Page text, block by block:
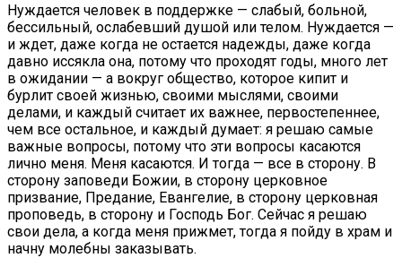
Нуждается человек в поддержке — слабый, больной,
бессильный, ослабевший душой или телом. Нуждается —
и ждет, даже когда не остается надежды, даже когда
давно иссякла она, потому что проходят годы, много лет
в ожидании — а вокруг общество, которое кипит и
бурлит своей жизнью, своими мыслями, своими
делами, и каждый считает их важнее, первостепеннее,
чем все остальное, и каждый думает: я решаю самые
важные вопросы, потому что эти вопросы касаются
лично меня. Меня касаются. И тогда — все в сторону. В
сторону заповеди Божии, в сторону церковное
призвание, Предание, Евангелие, в сторону церковная
проповедь, в сторону и Господь Бог. Сейчас я решаю
свои дела, а когда меня прижмет, тогда я пойду в храм и
начну молебны заказывать.